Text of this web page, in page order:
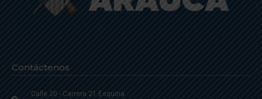
Contáctenos
Calle 20 - Carrera 21 Esquina